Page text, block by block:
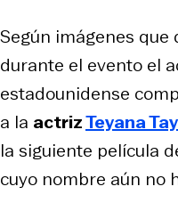
Según imágenes
durante el evento el
estadounidense
a la actrizTeyana
la siguiente película
cuyo nombre aún no